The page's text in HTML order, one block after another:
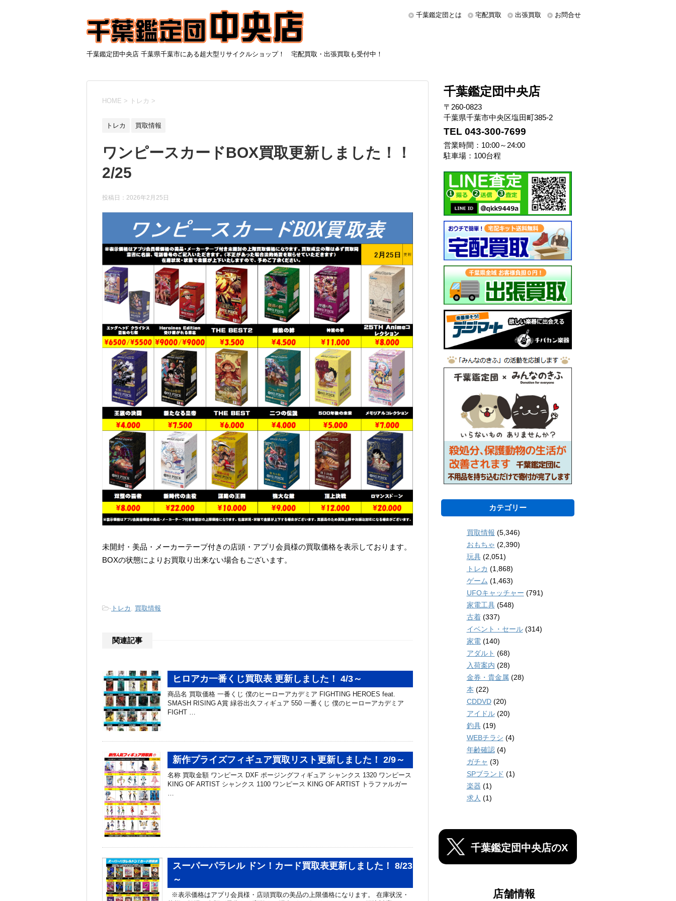
千葉鑑定団中央店 千葉県千葉市にある超大型リサイクルショップ！ 宅配買取・出張買取も受付中！
千葉鑑定団とは 宅配買取 出張買取 お問合せ
HOME > トレカ >
トレカ 買取情報
ワンピースカードBOX買取更新しました！！
2/25
投稿日： 2026年2月25日
未開封・美品・メーカーテープ付きの店頭・アプリ会員様の買取価格を表示しております。
BOXの状態によりお買取り出来ない場合もございます。
- トレカ , 買取情報
関連記事
ヒロアカ一番くじ買取表 更新しました！ 4/3～
商品名 買取価格 一番くじ 僕のヒーローアカデミア FIGHTING HEROES feat.
SMASH RISING A賞 緑谷出久フィギュア 550 一番くじ 僕のヒーローアカデミア
FIGHT …
新作プライズフィギュア買取リスト更新しました！ 2/9～
名称 買取金額 ワンピース DXF ポージングフィギュア シャンクス 1320 ワンピース
KING OF ARTIST シャンクス 1100 ワンピース KING OF ARTIST トラファルガー
…
スーパーパラレル ドン！カード買取表更新しました！ 8/23
～
※表示価格はアプリ会員様・店頭買取の美品の上限価格になります。 在庫状況・
千葉鑑定団中央店
〒260-0823
千葉県千葉市中央区塩田町385-2
TEL 043-300-7699
営業時間：10:00～24:00
駐車場：100台程
カテゴリー
買取情報 (5,346)
おもちゃ (2,390)
玩具(2,051)
トレカ (1,868)
ゲーム (1,463)
UFOキャッチャー (791)
家電工具(548)
古着(337)
イベント・セール(314)
家電(140)
アダルト (68)
入荷案内 (28)
金券・貴金属 (28)
本 (22)
CDDVD(20)
アイドル(20)
釣具(19)
WEBチラシ (4)
年齢確認(4)
ガチャ (3)
SPブランド (1)
楽器 (1)
求人 (1)
千葉鑑定団中央店のX
店舗情報